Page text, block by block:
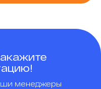
менеджеры